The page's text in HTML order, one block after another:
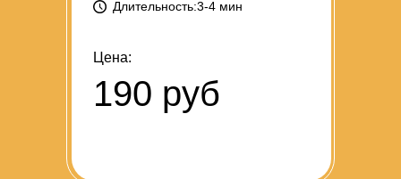
190 руб
Цена:
Длительность:3-4 мин